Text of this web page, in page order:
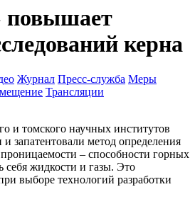
повышает
керна
Журнал Пресс-служба Меры
Трансляции
и томского научных институтов
и запатентовали метод определения
– способности горных
себя жидкости и газы. Это
выборе технологий разработки